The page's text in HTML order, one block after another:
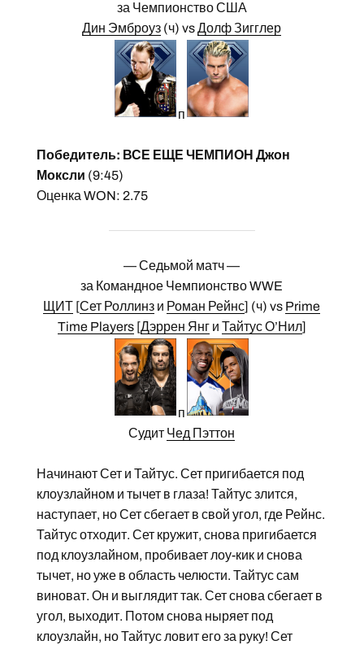
за Чемпионство США
Дин Эмброуз (ч) vsДолф Зигглер
п
Победитель: ВСЕ ЕЩЕ ЧЕМПИОН Джон
Моксли (9:45)
Оценка WON: 2.75
— Седьмой матч —
за Командное Чемпионство WWE
ЩИТ [Сет Роллинз и Роман Рейнс] (ч) vs Prime
Time Players[Дэррен Янги Тайтус О’Нил]
п
Судит Чед Пэттон
Начинают Сет и Тайтус. Сет пригибается под
клоузлайном и тычет в глаза! Тайтус злится,
наступает, но Сет сбегает в свой угол, где Рейнс.
Тайтус отходит. Сет кружит, снова пригибается
под клоузлайном, пробивает лоу-кик и снова
тычет, но уже в область челюсти. Тайтус сам
виноват. Он и выглядит так. Сет снова сбегает в
угол, выходит. Потом снова ныряет под
клоузлайн, но Тайтус ловит его за руку! Сет